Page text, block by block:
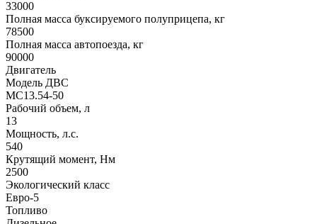
33000
Полная масса буксируемого полуприцепа, кг
78500
Полная масса автопоезда, кг
90000
Двигатель
Модель ДВС
MC13.54-50
Рабочий объем, л
13
Мощность, л.с.
540
Крутящий момент, Нм
2500
Экологический класс
Евро-5
Топливо